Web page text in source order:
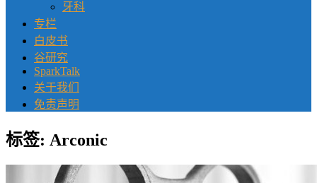
牙科
专栏
白皮书
谷研究
SparkTalk
关于我们
免责声明
标签: Arconic